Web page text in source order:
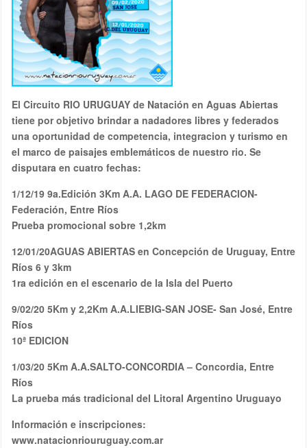
El Circuito RIO URUGUAY de Natación en Aguas Abiertas
tiene por objetivo brindar a nadadores libres y federados
una oportunidad de competencia, integracion y turismo en
el marco de paisajes emblemáticos de nuestro rio. Se
disputara en cuatro fechas:
1/12/19 9a.Edición 3Km A.A. LAGO DE FEDERACION-
Federación, Entre Ríos
Prueba promocional sobre 1,2km
12/01/20AGUAS ABIERTAS en Concepción de Uruguay, Entre
Ríos 6 y 3km
1ra edición en el escenario de la Isla del Puerto
9/02/20 5Km y 2,2Km A.A.LIEBIG-SAN JOSE- San José, Entre
Ríos
10ª EDICION
1/03/20 5Km A.A.SALTO-CONCORDIA – Concordia, Entre
Ríos
La prueba más tradicional del Litoral Argentino Uruguayo
Información e inscripciones:
www.natacionriouruguay.com.ar